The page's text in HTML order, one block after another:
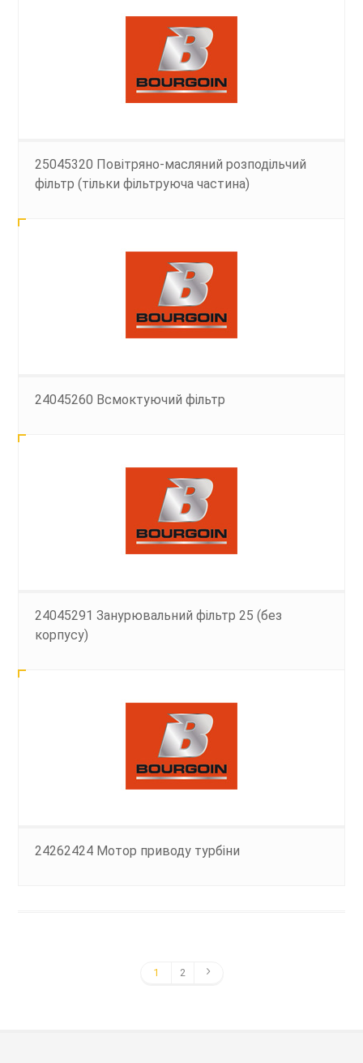
25045320 Повітряно-масляний розподільчий
фільтр (тільки фільтруюча частина)
24045260 Всмоктуючий фільтр
24045291 Занурювальний фільтр 25 (без
корпусу)
24262424 Мотор приводу турбіни
1 2